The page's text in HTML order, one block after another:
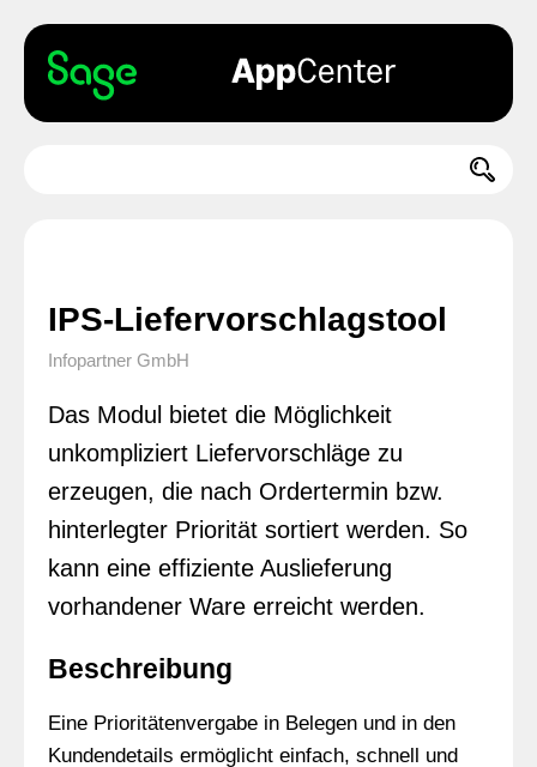
IPS-Liefervorschlagstool
Infopartner GmbH
Das Modul bietet die Möglichkeit
unkompliziert Liefervorschläge zu
erzeugen, die nach Ordertermin bzw.
hinterlegter Priorität sortiert werden. So
kann eine effiziente Auslieferung
vorhandener Ware erreicht werden.
Beschreibung
Eine Prioritätenvergabe in Belegen und in den
Kundendetails ermöglicht einfach, schnell und